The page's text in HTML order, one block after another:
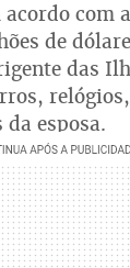
com
de
das
esposa.